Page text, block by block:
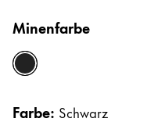
Inspiration
LAMY Community
LAMY x Kunstpalast
South Korea
한국어
New Zealand
Minenfarbe
schwarz
Farbe: Schwarz